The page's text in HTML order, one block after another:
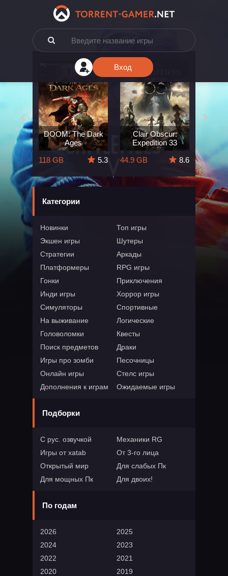
Вход
The
5.7
DOOM: The Dark
Ages
118 GB
5.3
Clair Obscur:
Expedition 33
44.9 GB
8.6
164 GB
Категории
Новинки
Топ игры
Экшен игры
Шутеры
Стратегии
Аркады
Платформеры
RPG игры
Гонки
Приключения
Инди игры
Хоррор игры
Симуляторы
Спортивные
На выживание
Логические
Головоломки
Квесты
Поиск предметов
Драки
Игры про зомби
Песочницы
Онлайн игры
Стелс игры
Дополнения к играм
Ожидаемые игры
Подборки
С рус. озвучкой
Механики RG
Игры от xatab
От 3-го лица
Открытый мир
Для слабых Пк
Для мощных Пк
Для двоих!
По годам
2026
2025
2024
2023
2022
2021
2020
2019